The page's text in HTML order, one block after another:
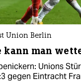
Union Berlin
kann man
Unions
gegen Eintracht